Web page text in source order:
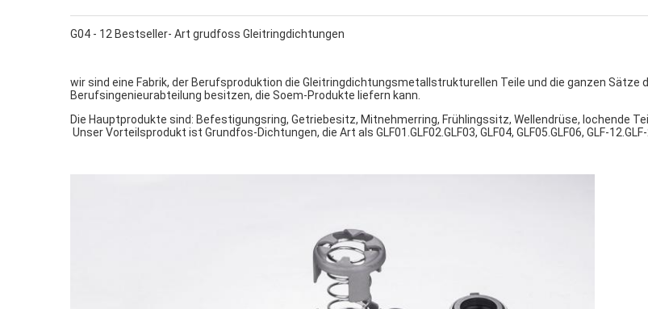
G04 - 12 Bestseller- Art grudfoss Gleitringdichtungen
wir sind eine Fabrik, der Berufsproduktion die Gleitringdichtungsmetallstrukturellen Teile und die ganzen Sätze
Berufsingenieurabteilung besitzen, die Soem-Produkte liefern kann.
Die Hauptprodukte sind: Befestigungsring, Getriebesitz, Mitnehmerring, Frühlingssitz, Wellendrüse, lochende
Unser Vorteilsprodukt ist Grundfos-Dichtungen, die Art als GLF01.GLF02.GLF03, GLF04, GLF05.GLF06, GLF-12.GLF-